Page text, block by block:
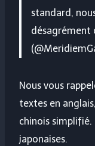
standard,
désagrément
Nous vous
textes en
chinois
japonaises.